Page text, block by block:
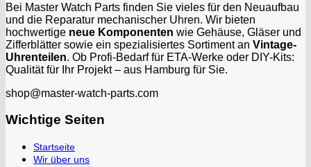
Bei Master Watch Parts finden Sie vieles für den Neuaufbau
und die Reparatur mechanischer Uhren. Wir bieten
hochwertige neue Komponenten wie Gehäuse, Gläser und
Zifferblätter sowie ein spezialisiertes Sortiment an Vintage-
Uhrenteilen. Ob Profi-Bedarf für ETA-Werke oder DIY-Kits:
Qualität für Ihr Projekt – aus Hamburg für Sie.
shop@master-watch-parts.com
Wichtige Seiten
Startseite
Wir über uns